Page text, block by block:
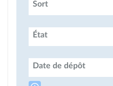
Sort
État
Date de dépôt